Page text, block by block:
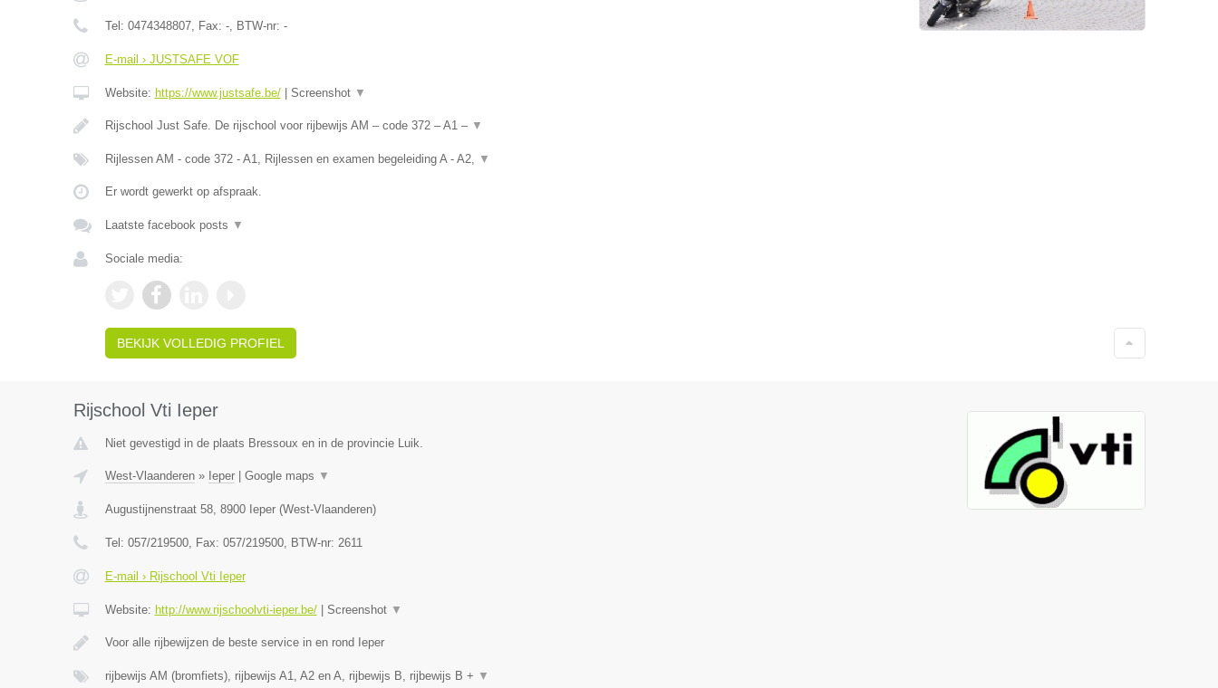
Tel: 0474348807, Fax: -, BTW-nr: -
E-mail › JUSTSAFE VOF
Website: https://www.justsafe.be/| Screenshot ▼
Rijschool Just Safe. De rijschool voor rijbewijs AM – code 372 – A1 – ▼
Rijlessen AM - code 372 - A1, Rijlessen en examen begeleiding A - A2, ▼
Er wordt gewerkt op afspraak.
Laatste facebook posts ▼
Sociale media:
BEKIJK VOLLEDIG PROFIEL
Rijschool Vti Ieper
Niet gevestigd in de plaats Bressoux en in de provincie Luik.
West-Vlaanderen» Ieper| Google maps ▼
Augustijnenstraat 58, 8900 Ieper(West-Vlaanderen)
Tel: 057/219500, Fax: 057/219500, BTW-nr: 2611
E-mail › Rijschool Vti Ieper
Website: http://www.rijschoolvti-ieper.be/| Screenshot ▼
Voor alle rijbewijzen de beste service in en rond Ieper
rijbewijs AM (bromfiets), rijbewijs A1, A2 en A, rijbewijs B, rijbewijs B + ▼